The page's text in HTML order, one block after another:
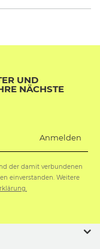
UND
NÄCHSTE
Anmelden
der damit verbundenen
einverstanden. Weitere